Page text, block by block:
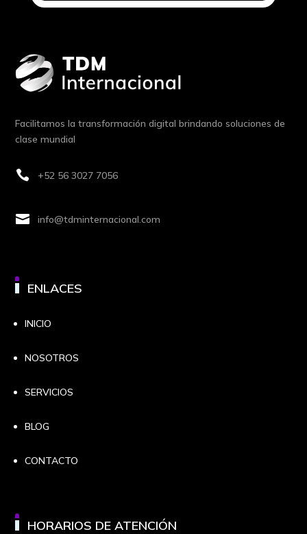
Facilitamos la transformación digital brindando soluciones de
clase mundial
 +52 56 3027 7056
 info@tdminternacional.com
ENLACES
INICIO
NOSOTROS
SERVICIOS
BLOG
CONTACTO
HORARIOS DE ATENCIÓN